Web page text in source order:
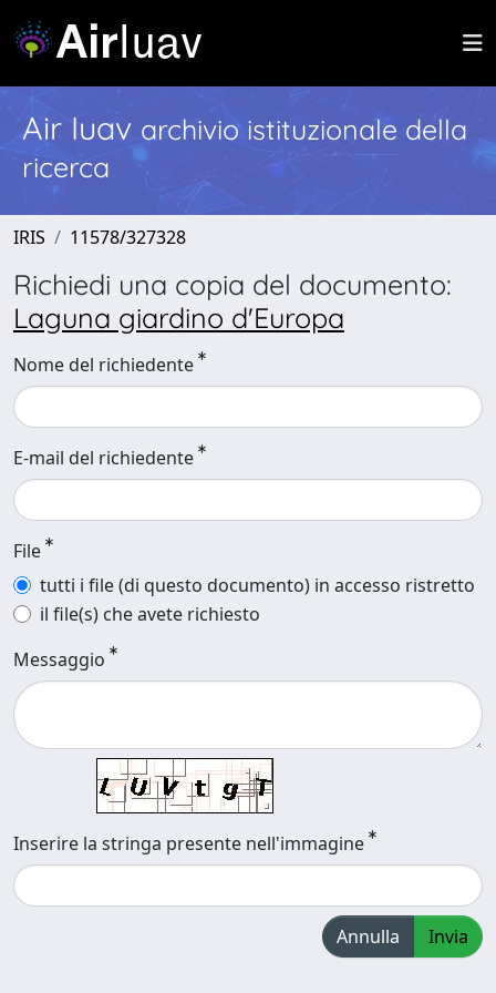
Air Iuav archivio istituzionale della
ricerca
IRIS 11578/327328
Richiedi una copia del documento:
Laguna giardino d'Europa
Nome del richiedente
E-mail del richiedente
File
tutti i file (di questo documento) in accesso ristretto
il file(s) che avete richiesto
Messaggio
Inserire la stringa presente nell'immagine
Annulla Invia